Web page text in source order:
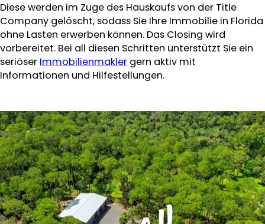
Diese werden im Zuge des Hauskaufs von der Title
Company gelöscht, sodass Sie Ihre Immobilie in Florida
ohne Lasten erwerben können. Das Closing wird
vorbereitet. Bei all diesen Schritten unterstützt Sie ein
seriöser Immobilienmakler gern aktiv mit
Informationen und Hilfestellungen.